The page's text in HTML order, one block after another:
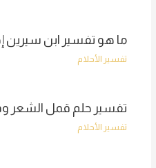
ما هو تفسير ابن سيرين
تفسير الأحلام
تفسير حلم قمل الشعر
تفسير الأحلام